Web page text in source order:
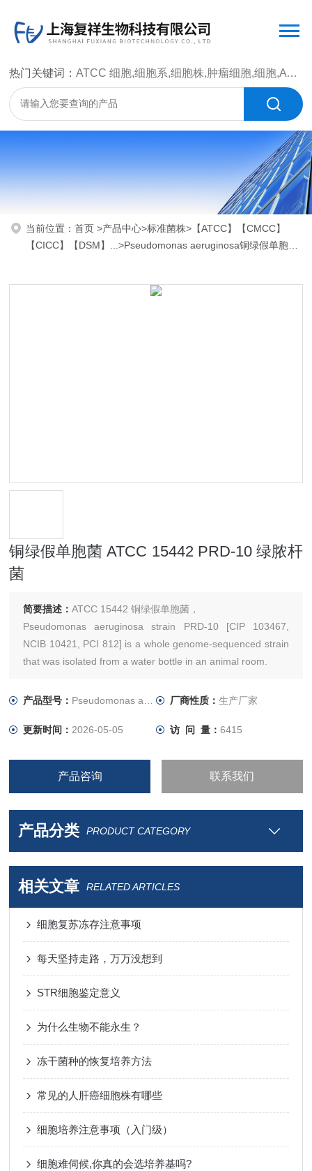
热门关键词：ATCC 细胞,细胞系,细胞株,肿瘤细胞,细胞,ATCC 菌种，CMCC 菌种，标准菌株，质控菌种，微生物菌种，菌株，菌种
当前位置：首页>产品中心>标准菌株> 【ATCC】【CMCC】
【CICC】【DSM】...>Pseudomonas aeruginosa铜绿假单胞菌
铜绿假单胞菌 ATCC 15442 PRD-10 绿脓杆
菌
简要描述：ATCC 15442 铜绿假单胞菌，
Pseudomonas aeruginosa strain PRD-10 [CIP 103467,
NCIB 10421, PCI 812] is a whole genome-sequenced strain
that was isolated from a water bottle in an animal room.
产品型号： Pseudomonas aeruginosa 厂商性质： 生产厂家
更新时间： 2026-05-05 访 问 量： 6415
产品咨询 联系我们
产品分类 PRODUCT CATEGORY
相关文章 RELATED ARTICLES
细胞复苏冻存注意事项
每天坚持走路，万万没想到
STR细胞鉴定意义
为什么生物不能永生？
冻干菌种的恢复培养方法
常见的人肝癌细胞株有哪些
细胞培养注意事项（入门级）
细胞难伺候,你真的会选培养基吗?